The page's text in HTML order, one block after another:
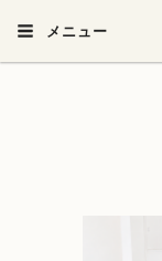
メニュー